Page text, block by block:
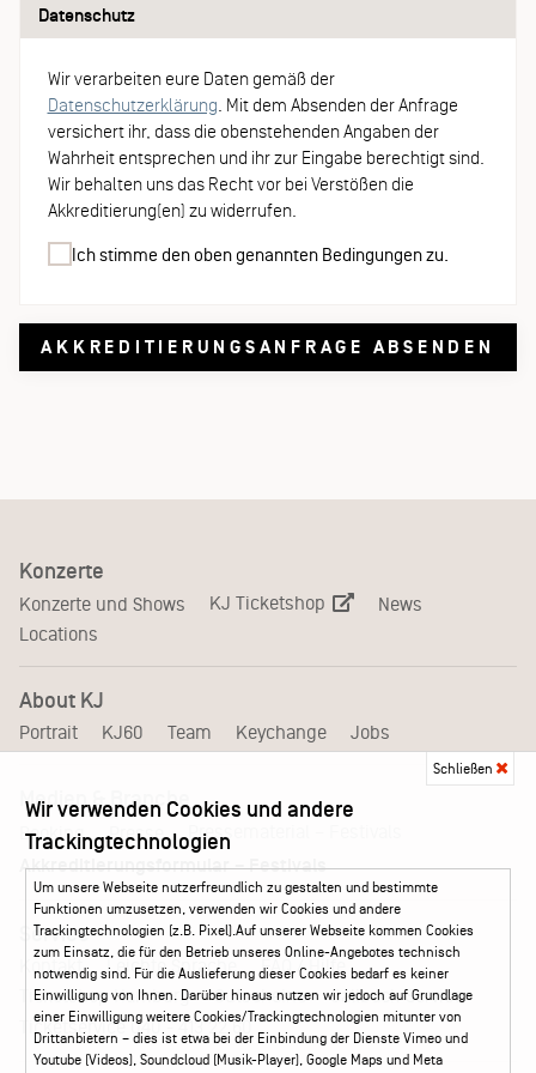
Datenschutz
Wir verarbeiten eure Daten gemäß der
Datenschutzerklärung . Mit dem Absenden der Anfrage
versichert ihr, dass die obenstehenden Angaben der
Wahrheit entsprechen und ihr zur Eingabe berechtigt sind.
Wir behalten uns das Recht vor bei Verstößen die
Akkreditierung(en) zu widerrufen.
Ich stimme den oben genannten Bedingungen zu.
AKKREDITIERUNGSANFRAGE ABSENDEN
Konzerte
Konzerte und Shows KJ Ticketshop
News
Locations
About KJ
Portrait KJ60 Team Keychange Jobs
Medien & Branche
Booking Presse
Pressematerial – Festivals
Akkreditierungsformular – Festivals
Service
Kontakt Leichte Sprache
FAQ / Hilfe
Ticketshop Hamburg
Gutscheine
Callback-Service
Ticketservice 040 - 413 22 60
Schließen
Wir verwenden Cookies und andere
Trackingtechnologien
Um unsere Webseite nutzerfreundlich zu gestalten und bestimmte
Funktionen umzusetzen, verwenden wir Cookies und andere
Trackingtechnologien (z.B. Pixel).Auf unserer Webseite kommen Cookies
zum Einsatz, die für den Betrieb unseres Online-Angebotes technisch
notwendig sind. Für die Auslieferung dieser Cookies bedarf es keiner
Einwilligung von Ihnen. Darüber hinaus nutzen wir jedoch auf Grundlage
einer Einwilligung weitere Cookies/Trackingtechnologien mitunter von
Drittanbietern – dies ist etwa bei der Einbindung der Dienste Vimeo und
Youtube (Videos), Soundcloud (Musik-Player), Google Maps und Meta